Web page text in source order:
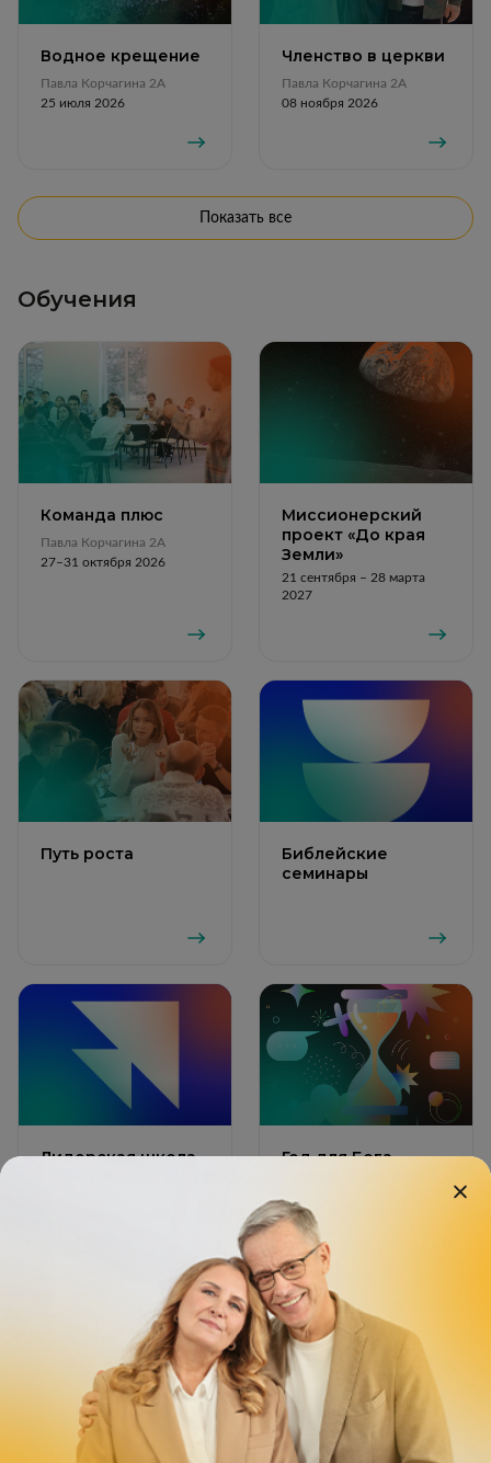
Водное крещение
Павла Корчагина 2А
25 июля 2026
Членство в церкви
Павла Корчагина 2А
08 ноября 2026
Показать все
Обучения
Команда плюс
Павла Корчагина 2А
27–31 октября 2026
Миссионерский
проект «До края
Земли»
21 сентября – 28 марта
2027
Путь роста
Библейские
семинары
Лидерская школа Год для Бога
Показать все
* Местная религиозная организация Библейский центр христиан веры